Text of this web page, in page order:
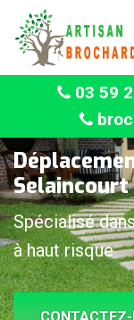
03 59
Selaincourt
Spécialisé
à haut risque